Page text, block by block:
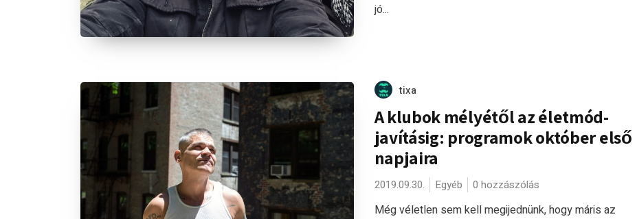
jó...
tixa
A klubok mélyétől az életmód-
javításig: programok október első
napjaira
2019.09.30. Egyéb 0 hozzászólás
Még véletlen sem kell megijednünk, hogy máris az